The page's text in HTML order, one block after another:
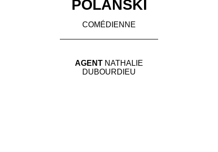
POLANSKI
COMÉDIENNE
AGENT NATHALIE
DUBOURDIEU